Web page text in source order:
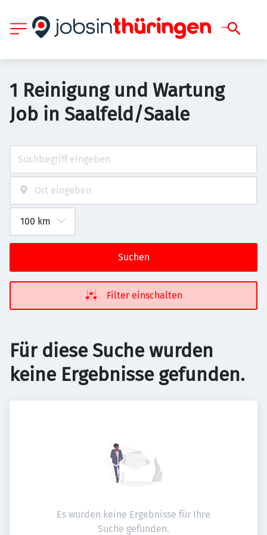
1 Reinigung und Wartung
Job in Saalfeld/Saale
Suchen
Filter einschalten
Für diese Suche wurden
keine Ergebnisse gefunden.
Es wurden keine Ergebnisse für Ihre
Suche gefunden.